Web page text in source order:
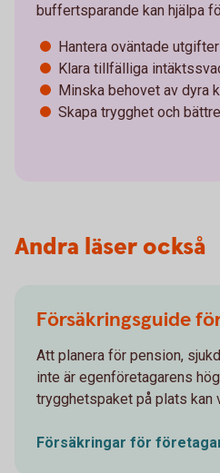
buffertsparande kan hjälpa
Hantera oväntade utgifter
Klara tillfälliga
Minska behovet av dyra
Skapa trygghet och
Andra läser också
Försäkringsguide
Att planera för pension,
inte är egenföretagarens
trygghetspaket på plats kan
Försäkringar för